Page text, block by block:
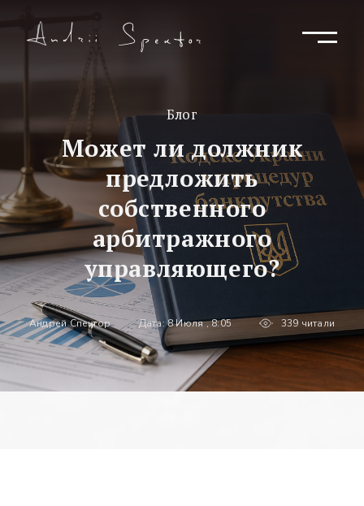
Блог
Может ли должник
предложить
собственного
арбитражного
управляющего?
Андрей Спектор Дата: 8 Июля , 8:05 339 читали